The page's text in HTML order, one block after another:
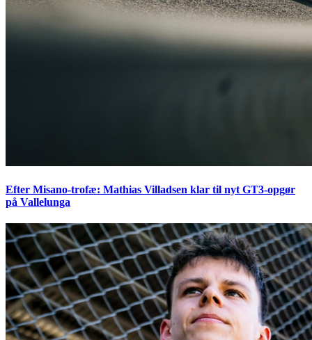
Efter Misano-trofæ: Mathias Villadsen klar til nyt GT3-opgør
på Vallelunga